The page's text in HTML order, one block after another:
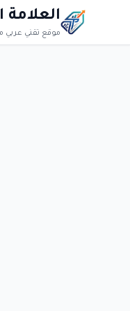
العلامة
موقع تقني عربي